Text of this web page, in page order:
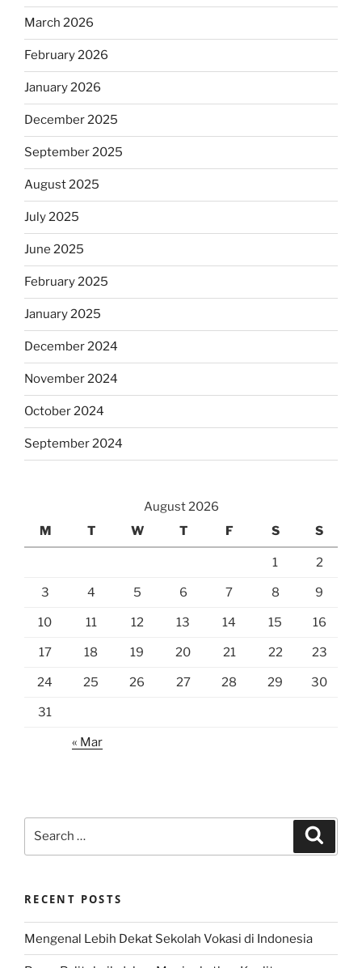
March 2026
February 2026
January 2026
December 2025
September 2025
August 2025
July 2025
June 2025
February 2025
January 2025
December 2024
November 2024
October 2024
September 2024
August 2026
M
T W T F S S
1 2
3 4 5 6 7 8 9
10 11 12 13 14 15 16
17 18 19 20 21 22 23
24 25 26 27 28 29 30
31
« Mar
RECENT POSTS
Mengenal Lebih Dekat Sekolah Vokasi di Indonesia